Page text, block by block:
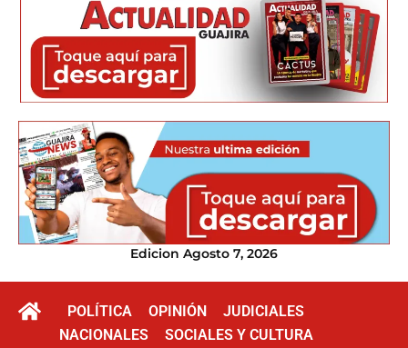
Edicion Agosto 7, 2026
POLÍTICA OPINIÓN
JUDICIALES
NACIONALES
SOCIALES Y CULTURA